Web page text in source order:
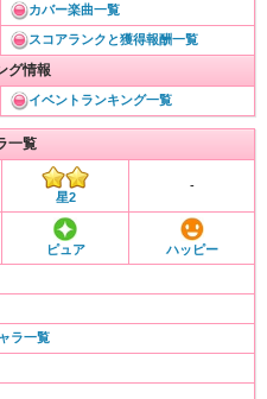
カバー楽曲一覧
スコアランクと獲得報酬一覧
グ情報
イベントランキング一覧
一覧
星2
-
ピュア
ハッピー
ラ一覧